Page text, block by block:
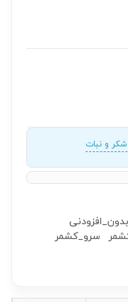
و نبات
بدون_افزودنی
سرو_کشمر